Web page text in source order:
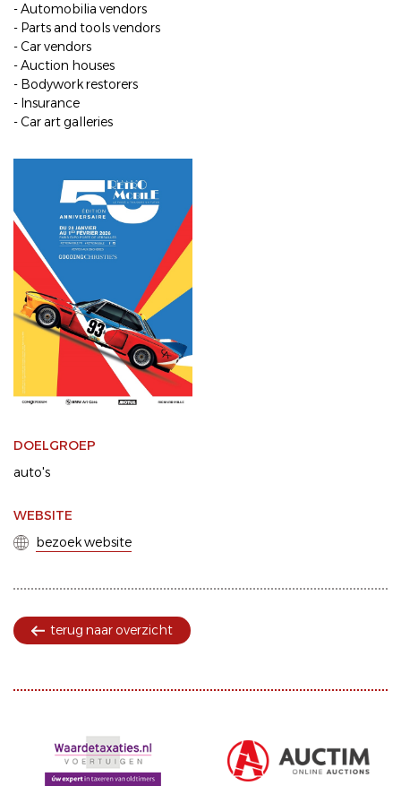
- Automobilia vendors
- Parts and tools vendors
- Car vendors
- Auction houses
- Bodywork restorers
- Insurance
- Car art galleries
DOELGROEP
auto's
WEBSITE
bezoek website
terug naar overzicht